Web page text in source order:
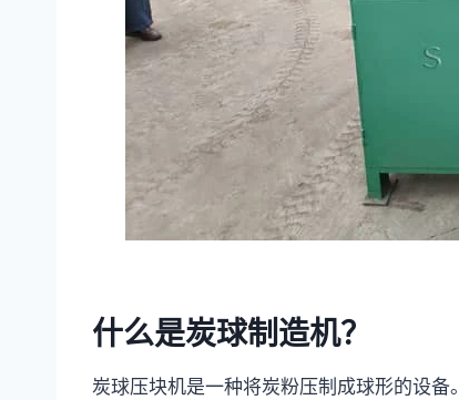
什么是炭球制造机？
炭球压块机是一种将炭粉压制成球形的设备。